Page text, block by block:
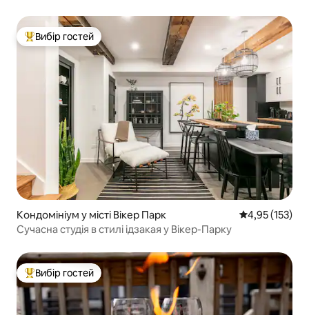
Топ вибір гостей
Вибір гостей
Кондомініум у місті Вікер Парк Середня
4,95 (153)
Сучасна студія в стилі ідзакая у Вікер-Парку
Топ вибір гостей
Вибір гостей